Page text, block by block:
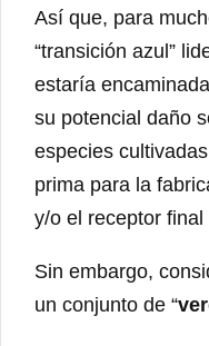
Así que, para
“transición azul”
estaría
su potencial daño
especies
prima para la
y/o el receptor
Sin embargo,
un conjunto de “